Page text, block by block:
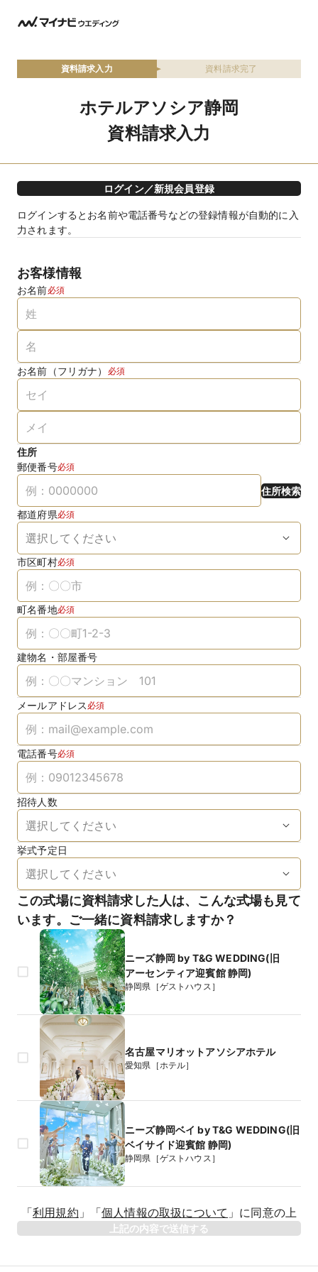
資料請求入力 資料請求完了
ホテルアソシア静岡
資料請求入力
ログイン／新規会員登録
ログインするとお名前や電話番号などの登録情報が自動的に入
力されます。
お客様情報
お名前必須
お名前（フリガナ） 必須
住所
郵便番号必須
住所検索
都道府県必須
市区町村必須
町名番地必須
建物名・部屋番号
メールアドレス 必須
電話番号必須
招待人数
挙式予定日
この式場に資料請求した人は、こんな式場も見て
います。ご一緒に資料請求しますか？
ニーズ静岡 by T&G WEDDING(旧
アーセンティア迎賓館 静岡)
静岡県［ゲストハウス］
名古屋マリオットアソシアホテル
愛知県［ホテル］
ニーズ静岡ベイ by T&G WEDDING(旧
ベイサイド迎賓館 静岡)
静岡県［ゲストハウス］
年
「利用規約 」 「個人情報の取扱について 」 に同意の上
上記の内容で送信する